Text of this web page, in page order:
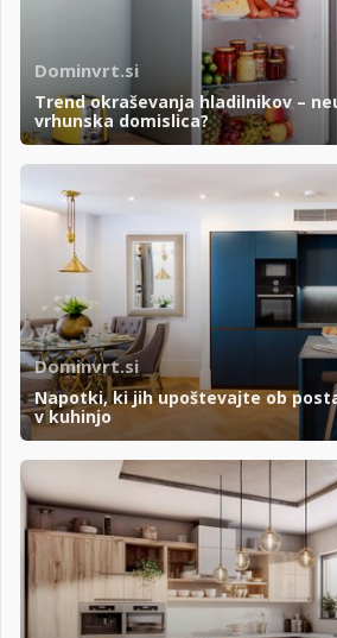
Dominvrt.si
Trend okraševanja hladilnikov –
vrhunska domislica?
Dominvrt.si
Napotki, ki jih upoštevajte ob
v kuhinjo